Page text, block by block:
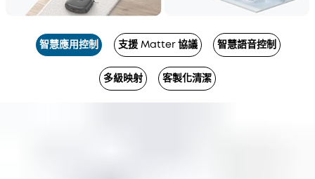
智慧應用控制 支援 Matter 協議 智慧語音控制
多級映射 客製化清潔